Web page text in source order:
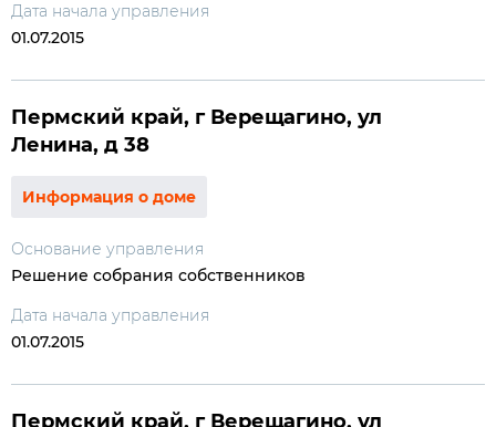
Дата начала управления
01.07.2015
Пермский край, г Верещагино, ул
Ленина, д 38
Информация о доме
Основание управления
Решение собрания собственников
Дата начала управления
01.07.2015
Пермский край, г Верещагино, ул